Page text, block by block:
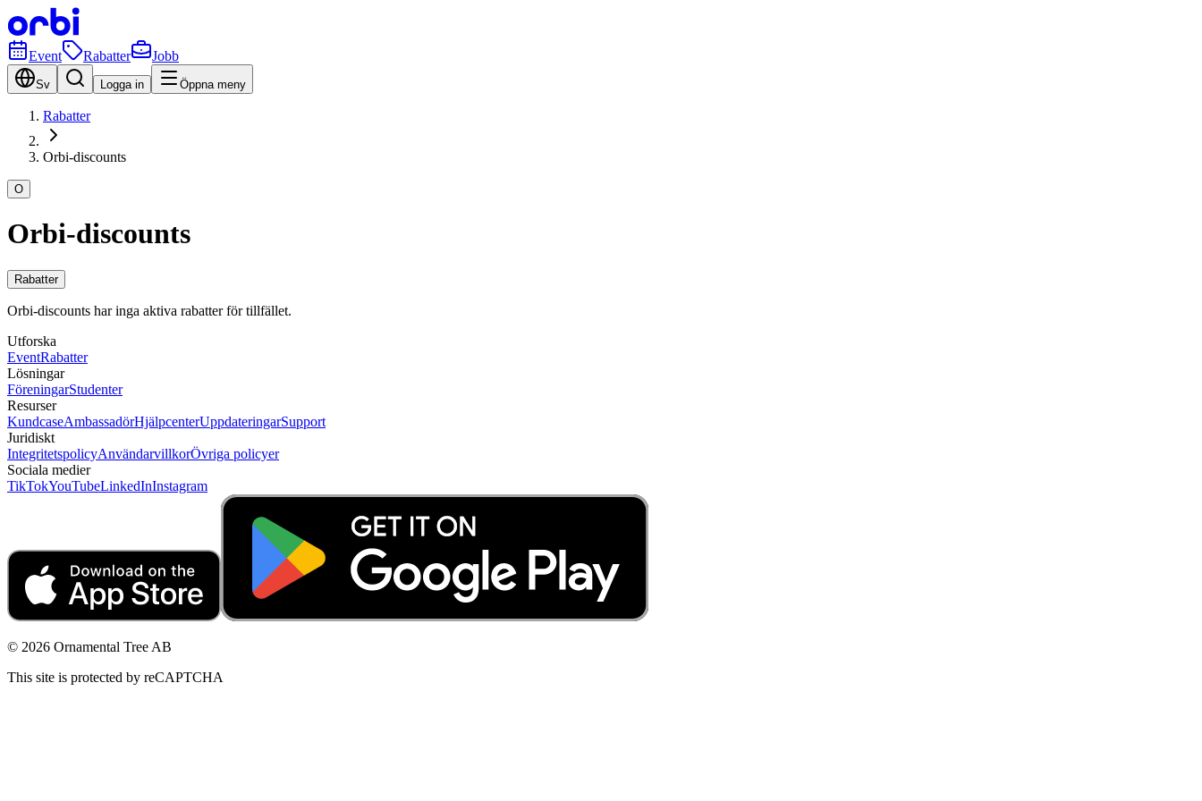
Event Rabatter Jobb
Sv Logga in Öppna meny
Rabatter
Orbi-discounts
O
Orbi-discounts
Rabatter
Orbi-discounts har inga aktiva rabatter för tillfället.
Utforska
EventRabatter
Lösningar
FöreningarStudenter
Resurser
KundcaseAmbassadörHjälpcenterUppdateringarSupport
Juridiskt
IntegritetspolicyAnvändarvillkorÖvriga policyer
Sociala medier
TikTokYouTubeLinkedInInstagram
© 2026 Ornamental Tree AB
This site is protected by reCAPTCHA